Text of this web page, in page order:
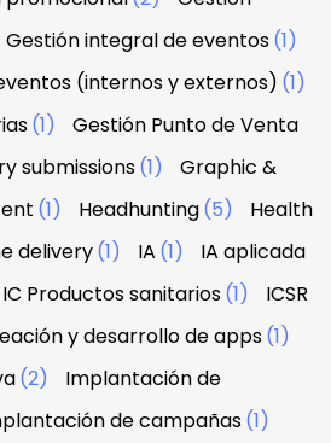
Gestión integral de eventos(1)
(internos y externos) (1)
(1)
Gestión Punto de Venta
submissions(1)
Graphic &
(1) Headhunting(5)
Health
delivery(1) IA (1)
IA aplicada
IC Productos sanitarios(1)
ICSR
y desarrollo de apps(1)
(2)
Implantación de
de campañas(1)